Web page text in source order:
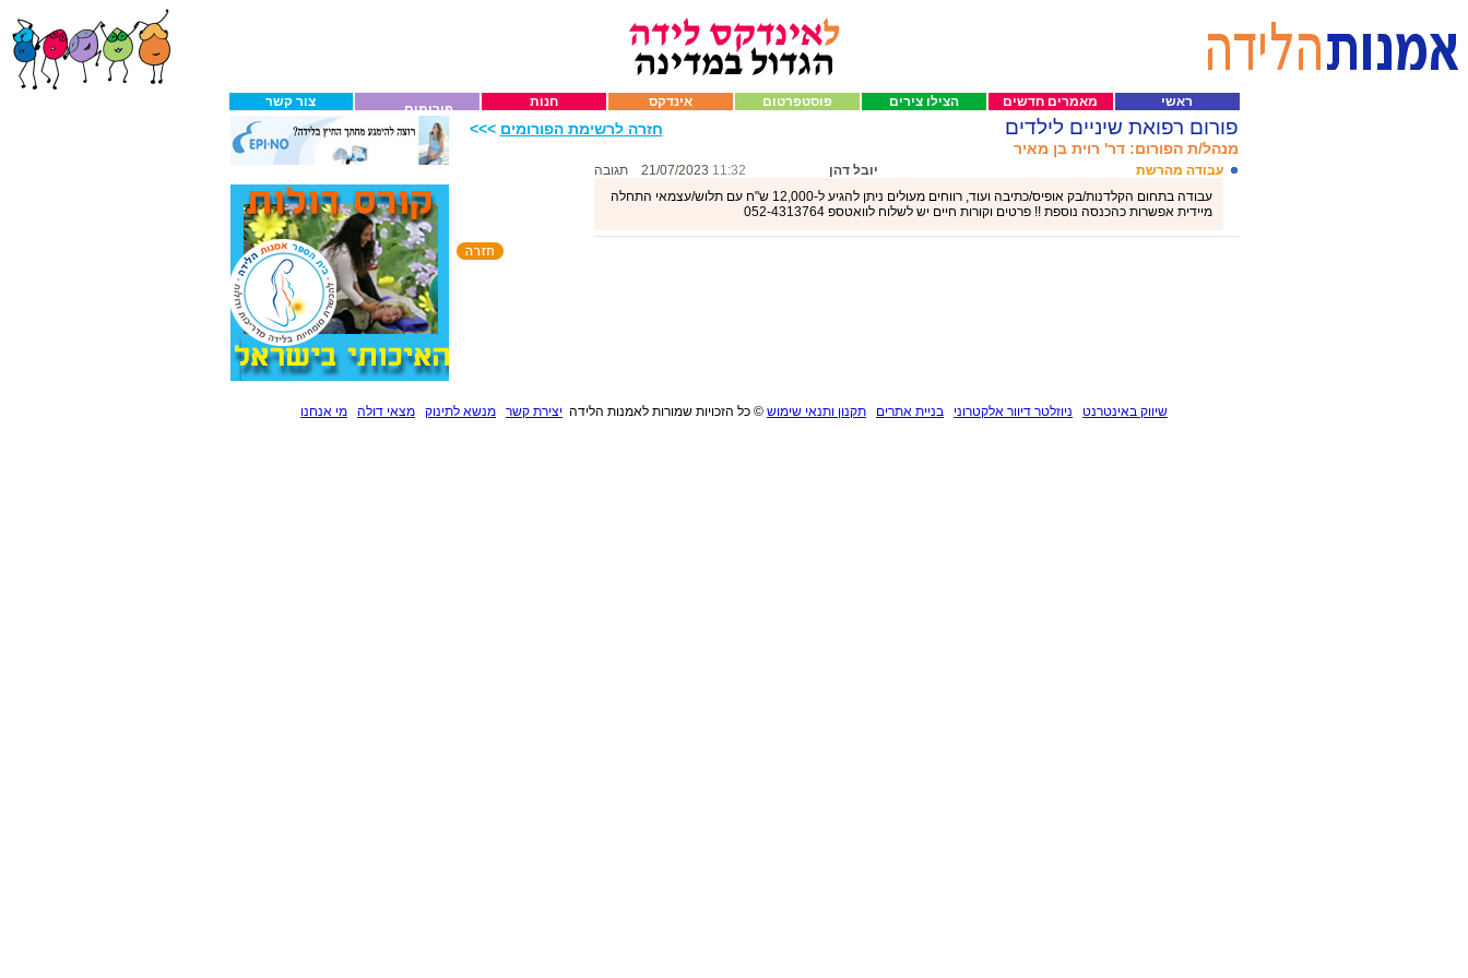
צור קשר פורומים חנות אינדקס פוסטפרטום הצילו צירים מאמרים חדשים ראשי
חזרה לרשימת הפורומים >>> פורום רפואת שיניים לילדים
מנהל/ת הפורום: דר' רוית בן מאיר
עבודה מהרשת יובל דהן 11:32
תגובה
עבודה בתחום הקלדנות/בק אופיס/כתיבה ועוד, רווחים מעולים ניתן להגיע ל-12,000 ש"ח עם תלוש/עצמאי התחלה
מיידית אפשרות כהכנסה נוספת !! פרטים וקורות חיים יש לשלוח לוואטספ 052-4313764
שיווק באינטרנט ניוזלטר דיוור אלקטרוני בניית אתרים תקנון ותנאי שימוש © כל הזכויות שמורות לאמנות הלידה יצירת קשר מנשא לתינוק מצאי דולה מי אנחנו